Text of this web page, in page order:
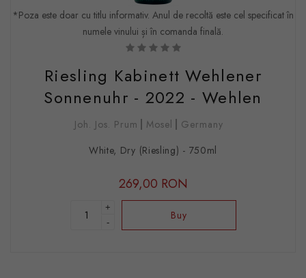
*Poza este doar cu titlu informativ. Anul de recoltă este cel specificat în
numele vinului și în comanda finală.
Riesling Kabinett Wehlener
Sonnenuhr - 2022 - Wehlen
Joh. Jos. Prum Mosel
Germany
White, Dry (Riesling) - 750ml
269,00 RON
+
-
Buy